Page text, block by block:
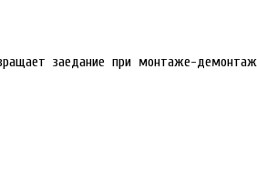
заедание при монтаже-